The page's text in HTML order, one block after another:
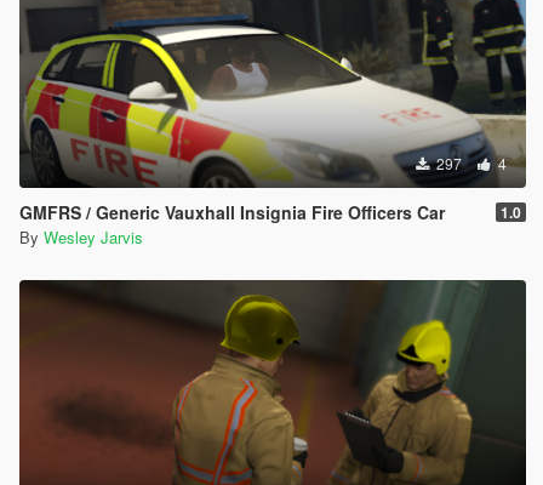
297 4
GMFRS / Generic Vauxhall Insignia Fire Officers Car 1.0
By Wesley Jarvis